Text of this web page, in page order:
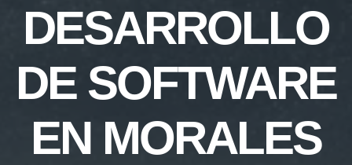
DESARROLLO
DE SOFTWARE
EN MORALES